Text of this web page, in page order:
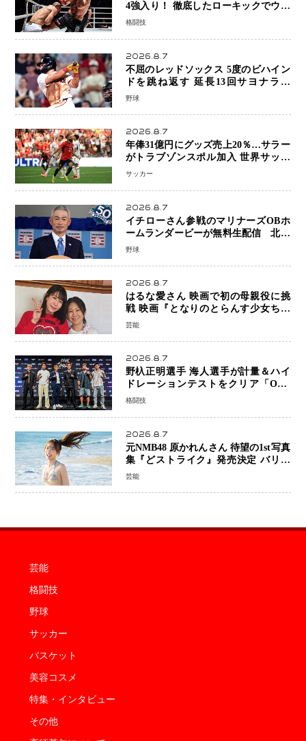
4強入り！ 徹底したローキックでウス
ビャンを攻略、判定勝利
格闘技
2026.8.7
不屈のレッドソックス 5度のビハイン
ドを跳ね返す 延長13回サヨナラ勝
ち 吉田正尚選手も2安打1打点で貢献 4
野球
2026.8.7
年俸31億円にグッズ売上20％…サラー
がトラブゾンスポル加入 世界サッカ
ーは「五大リーグ一強」から新時代へ
サッカー
2026.8.7
イチローさん参戦のマリナーズOBホ
ームランダービーが無料生配信 北米
ならではの“魅せる興行”に世界が注目
野球
2026.8.7
はるな愛さん 映画で初の母親役に挑
戦 映画『となりのとらんす少女ちゃ
ん』11月7日公開 未来の自分との対話
芸能
2026.8.7
野杁正明選手 海人選手が計量＆ハイ
ドレーションテストをクリア「ONE
SAMURAI 2」決戦へ万全の準備整う
格闘技
2026.8.7
元NMB48 原かれんさん 待望の1st写真
集『どストライク』発売決定 バリで
魅せる25歳の新境地
芸能
芸能
格闘技
野球
サッカー
バスケット
美容コスメ
特集・インタビュー
その他